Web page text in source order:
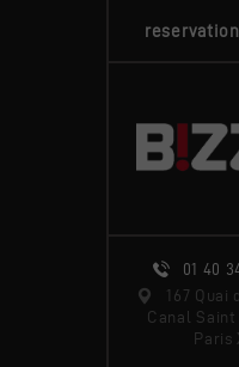
01 40
167 Quai
Canal Saint
Paris